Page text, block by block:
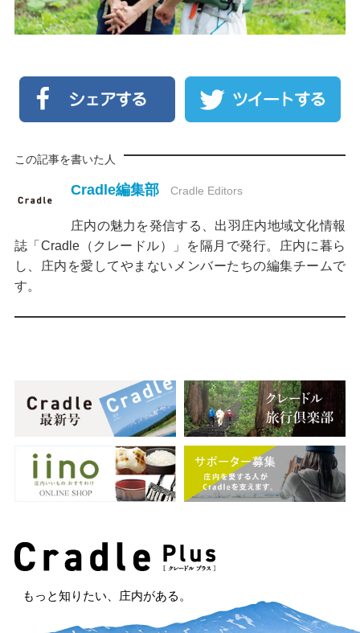
この記事を書いた人
Cradle編集部 Cradle Editors
庄内の魅力を発信する、出羽庄内地域文化情報
誌「Cradle（クレードル）」を隔月で発行。庄内に暮ら
し、庄内を愛してやまないメンバーたちの編集チームで
す。
もっと知りたい、庄内がある。